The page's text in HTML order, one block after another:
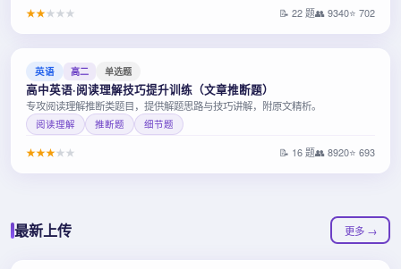
★★★ ★ ★ 📝 22 题👥 9340⭐ 702
英语 高二 单选题
高中英语·阅读理解技巧提升训练（文章推断题）
专攻阅读理解推断类题目，提供解题思路与技巧讲解，附原文精析。
阅读理解 推断题 细节题
★★★★ ★ 📝 16 题👥 8920⭐ 693
最新上传 更多 →